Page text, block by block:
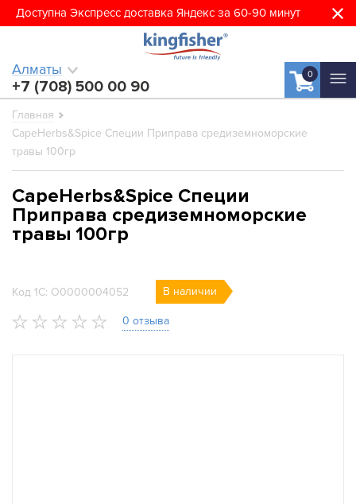
Доступна Экспресс доставка Яндекс за 60-90 минут
0
Алматы
+7 (708) 500 00 90
Главная
CapeHerbs&Spice Специи Приправа средиземноморские
травы 100гр
CapeHerbs&Spice Специи
Приправа средиземноморские
травы 100гр
Код 1С: О0000004052 В наличии
0 отзыва